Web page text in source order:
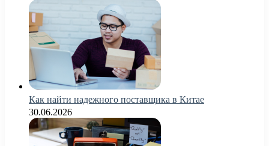
Как найти надежного поставщика в Китае
30.06.2026